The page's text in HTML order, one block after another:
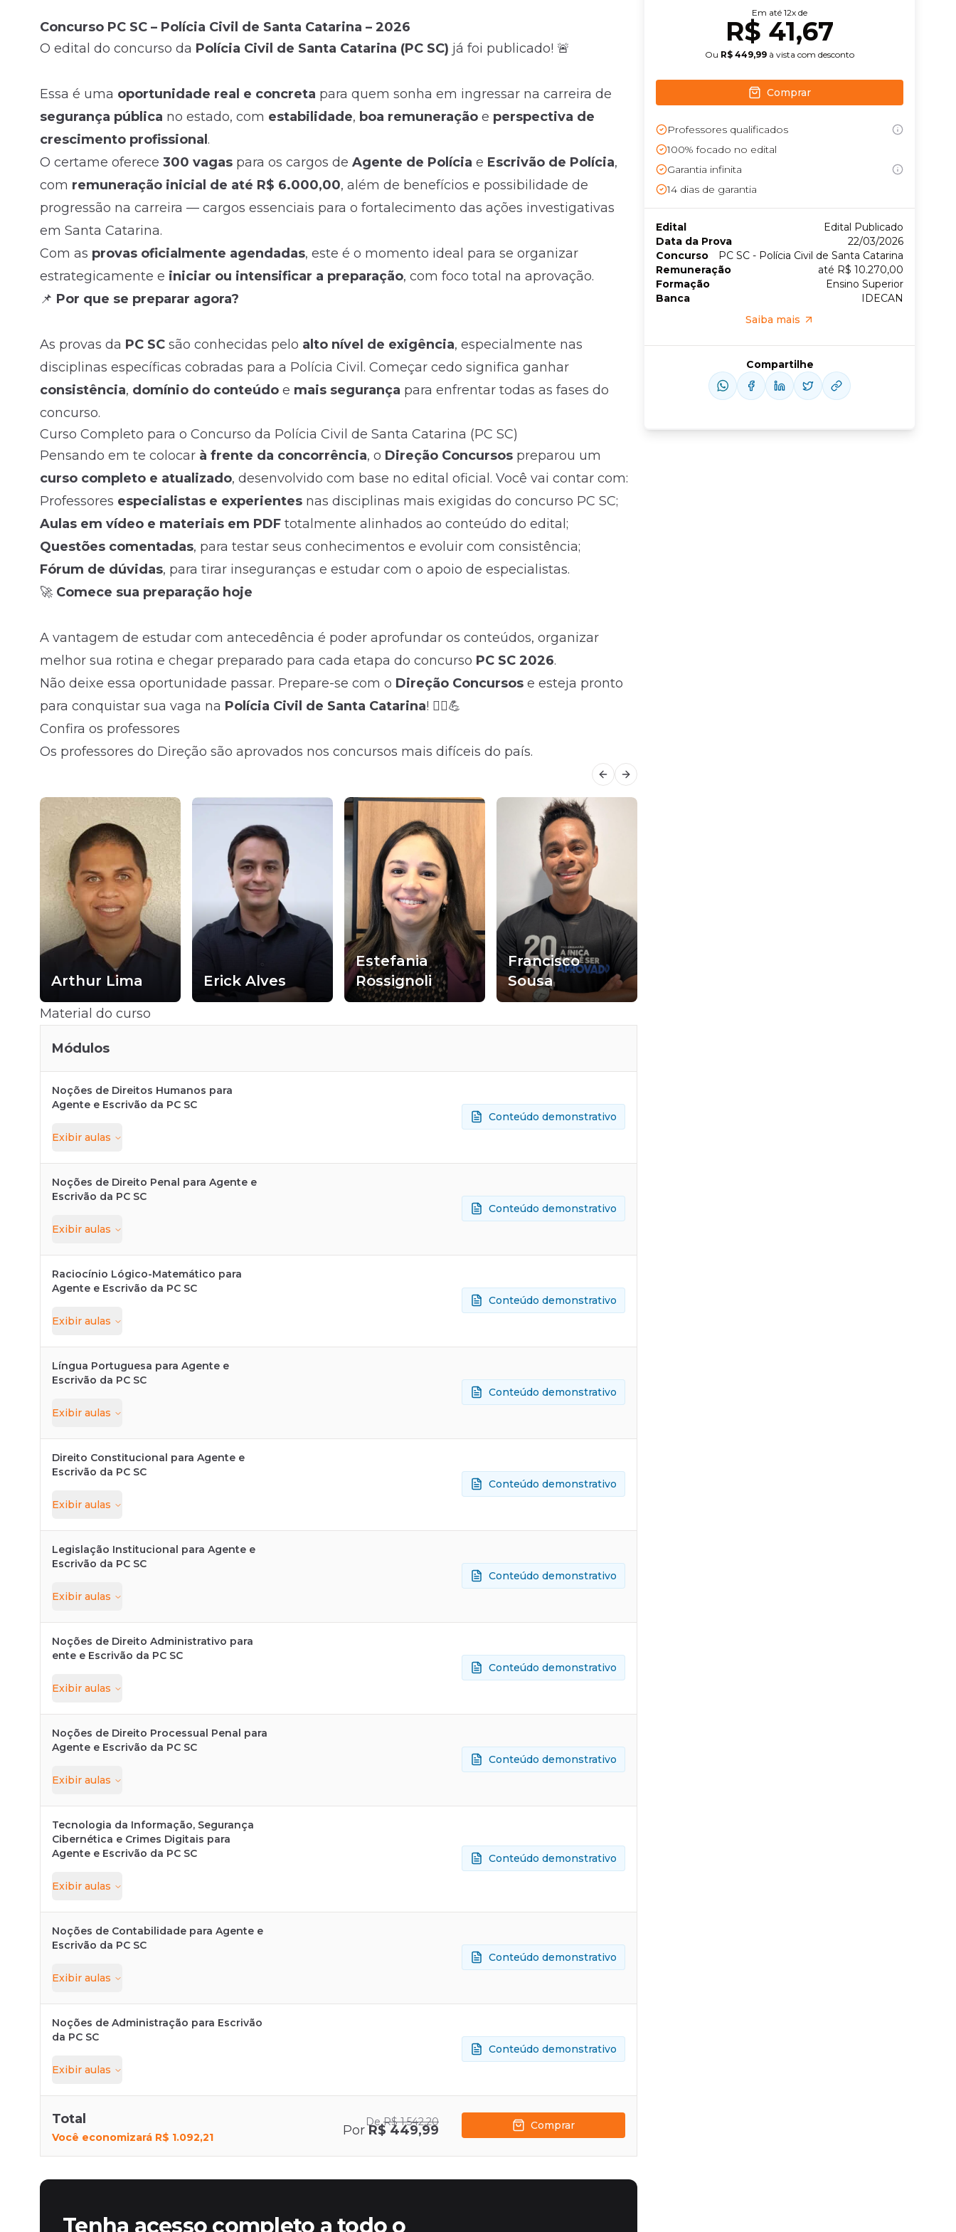
Fale com o time comercial Conheça nossas assinaturas
Concurso PC SC – Polícia Civil de Santa Catarina – 2026
O edital do concurso da Polícia Civil de Santa Catarina (PC SC) já foi publicado! 🚨
Essa é uma oportunidade real e concreta para quem sonha em ingressar na carreira de
segurança pública no estado, com estabilidade, boa remuneração e perspectiva de
crescimento profissional .
O certame oferece 300 vagas para os cargos de Agente de Polícia e Escrivão de Polícia,
com remuneração inicial de até R$ 6.000,00, além de benefícios e possibilidade de
progressão na carreira — cargos essenciais para o fortalecimento das ações investigativas
em Santa Catarina.
Com as provas oficialmente agendadas, este é o momento ideal para se organizar
estrategicamente e iniciar ou intensificar a preparação, com foco total na aprovação.
📌 Por que se preparar agora?
As provas da PC SC são conhecidas pelo alto nível de exigência, especialmente nas
disciplinas específicas cobradas para a Polícia Civil. Começar cedo significa ganhar
consistência, domínio do conteúdo e mais segurança para enfrentar todas as fases do
concurso.
Curso Completo para o Concurso da Polícia Civil de Santa Catarina (PC SC)
Pensando em te colocar à frente da concorrência, o Direção Concursos preparou um
curso completo e atualizado, desenvolvido com base no edital oficial. Você vai contar com:
Professores especialistas e experientes nas disciplinas mais exigidas do concurso PC SC;
Aulas em vídeo e materiais em PDF totalmente alinhados ao conteúdo do edital;
Questões comentadas, para testar seus conhecimentos e evoluir com consistência;
Fórum de dúvidas, para tirar inseguranças e estudar com o apoio de especialistas.
🚀 Comece sua preparação hoje
A vantagem de estudar com antecedência é poder aprofundar os conteúdos, organizar
melhor sua rotina e chegar preparado para cada etapa do concurso PC SC 2026.
Não deixe essa oportunidade passar. Prepare-se com o Direção Concursos e esteja pronto
para conquistar sua vaga na Polícia Civil de Santa Catarina! 👮‍♂️💪
Confira os professores
Os professores do Direção são aprovados nos concursos mais difíceis do país.
Previous slide
Next slide
Arthur Lima Erick Alves
Estefania
Rossignoli
Francisco
Sousa
Material do curso
Módulos
Noções de Direitos Humanos para
Agente e Escrivão da PC SC
Exibir aulas
Conteúdo demonstrativo
Noções de Direito Penal para Agente e
Escrivão da PC SC
Exibir aulas
Conteúdo demonstrativo
Raciocínio Lógico-Matemático para
Agente e Escrivão da PC SC
Exibir aulas
Conteúdo demonstrativo
Língua Portuguesa para Agente e
Escrivão da PC SC
Exibir aulas
Conteúdo demonstrativo
Direito Constitucional para Agente e
Escrivão da PC SC
Exibir aulas
Conteúdo demonstrativo
Legislação Institucional para Agente e
Escrivão da PC SC
Exibir aulas
Conteúdo demonstrativo
Noções de Direito Administrativo para
ente e Escrivão da PC SC
Exibir aulas
Conteúdo demonstrativo
Noções de Direito Processual Penal para
Agente e Escrivão da PC SC
Exibir aulas
Conteúdo demonstrativo
Tecnologia da Informação, Segurança
Cibernética e Crimes Digitais para
Agente e Escrivão da PC SC
Exibir aulas
Conteúdo demonstrativo
Noções de Contabilidade para Agente e
Escrivão da PC SC
Exibir aulas
Conteúdo demonstrativo
Noções de Administração para Escrivão
da PC SC
Exibir aulas
Conteúdo demonstrativo
Total
Você economizará R$ 1.092,21
DeR$ 1.542,20
Por R$ 449,99 Comprar
Tenha acesso completo a todo o
Em até 12x de
R$ 41,67
Ou R$ 449,99 à vista com desconto
Comprar
Professores qualificados
100% focado no edital
Garantia infinita
14 dias de garantia
Edital
Edital Publicado
Data da Prova
22/03/2026
Concurso
PC SC - Polícia Civil de Santa Catarina
Remuneração
até R$ 10.270,00
Formação
Ensino Superior
Banca
IDECAN
Saiba mais
Compartilhe